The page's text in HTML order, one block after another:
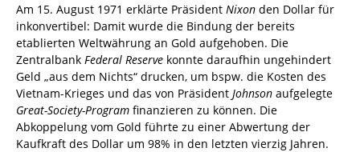
Am 15. August 1971 erklärte Präsident Nixon den Dollar für
inkonvertibel: Damit wurde die Bindung der bereits
etablierten Weltwährung an Gold aufgehoben. Die
Zentralbank Federal Reserve konnte daraufhin ungehindert
Geld „aus dem Nichts“ drucken, um bspw. die Kosten des
Vietnam-Krieges und das von Präsident Johnson aufgelegte
Great-Society-Program finanzieren zu können. Die
Abkoppelung vom Gold führte zu einer Abwertung der
Kaufkraft des Dollar um 98% in den letzten vierzig Jahren.